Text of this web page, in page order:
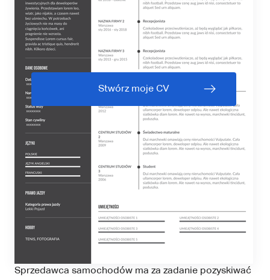
Stwórz moje CV
Sprzedawca samochodów ma za zadanie pozyskiwać